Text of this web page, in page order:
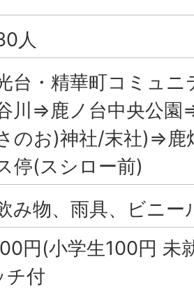
人
台・精華町コミュ
川⇒鹿ノ台中央公園
のお)神社/末社)⇒鹿
停(スシロー前)
み物、雨具、ビニー
円(小学生100円 未
チ付